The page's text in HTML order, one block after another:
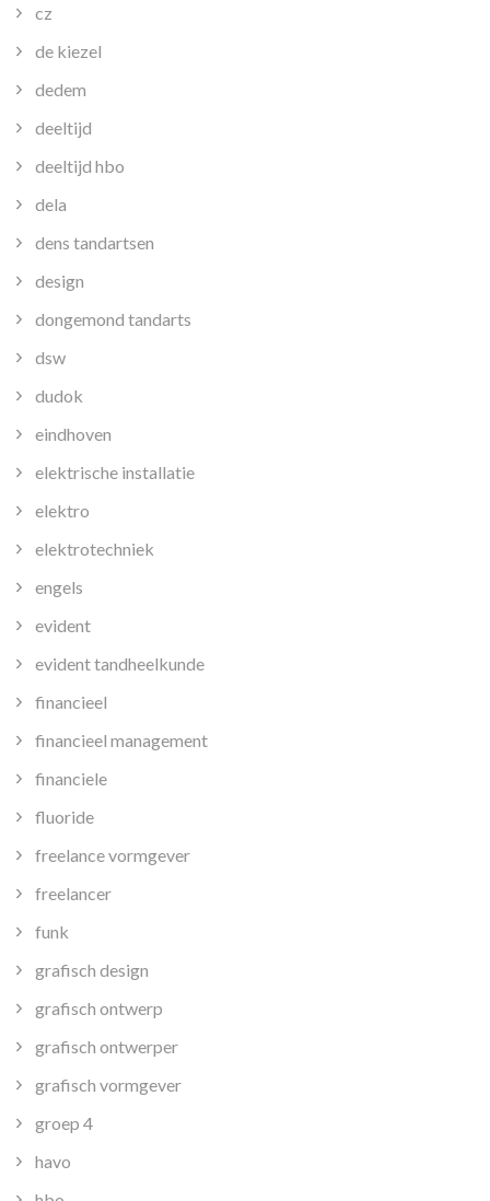
cz
de kiezel
dedem
deeltijd
deeltijd hbo
dela
dens tandartsen
design
dongemond tandarts
dsw
dudok
eindhoven
elektrische installatie
elektro
elektrotechniek
engels
evident
evident tandheelkunde
financieel
financieel management
financiele
fluoride
freelance vormgever
freelancer
funk
grafisch design
grafisch ontwerp
grafisch ontwerper
grafisch vormgever
groep 4
havo